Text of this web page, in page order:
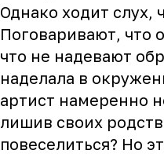
Однако ходит слух,
Поговаривают, что
что не надевают
наделала в
артист намеренно
лишив своих
повеселиться? Но